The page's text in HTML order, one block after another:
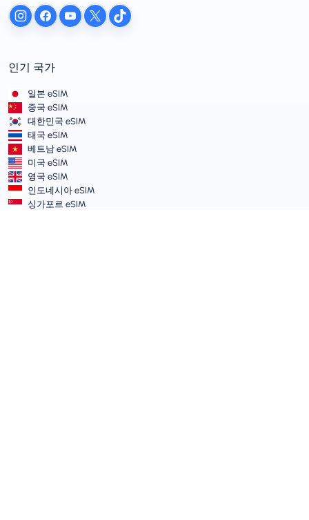
인기 국가
일본 eSIM
중국 eSIM
대한민국 eSIM
태국 eSIM
베트남 eSIM
미국 eSIM
영국 eSIM
인도네시아 eSIM
싱가포르 eSIM